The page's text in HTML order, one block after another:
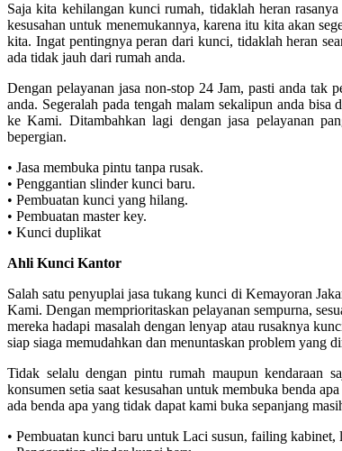
Saja kita kehilangan kunci rumah, tidaklah heran
kesusahan untuk menemukannya, karena itu kita akan
kita. Ingat pentingnya peran dari kunci, tidaklah heran
ada tidak jauh dari rumah anda.
Dengan pelayanan jasa non-stop 24 Jam, pasti anda tak
anda. Segeralah pada tengah malam sekalipun anda
ke Kami. Ditambahkan lagi dengan jasa pelayanan
bepergian.
• Jasa membuka pintu tanpa rusak.
• Penggantian slinder kunci baru.
• Pembuatan kunci yang hilang.
• Pembuatan master key.
• Kunci duplikat
Ahli Kunci Kantor
Salah satu penyuplai jasa tukang kunci di Kemayoran
Kami. Dengan memprioritaskan pelayanan sempurna,
mereka hadapi masalah dengan lenyap atau rusaknya
siap siaga memudahkan dan menuntaskan problem yang
Tidak selalu dengan pintu rumah maupun kendaraan
konsumen setia saat kesusahan untuk membuka benda
ada benda apa yang tidak dapat kami buka sepanjang
• Pembuatan kunci baru untuk Laci susun, failing kabinet,